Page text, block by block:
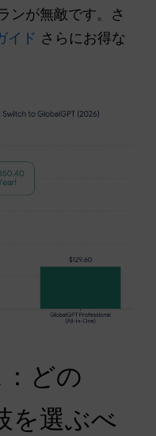
ンが無敵です。さ
イド さらにお得な
どの
を選ぶべ